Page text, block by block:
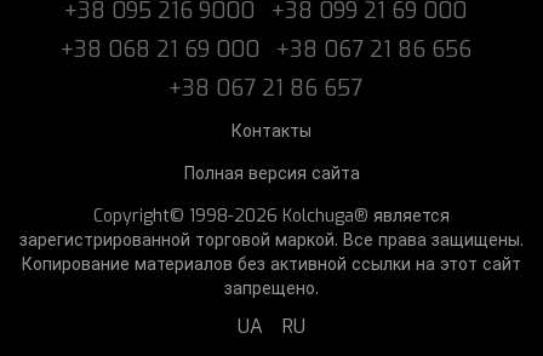
+38 095 216 9000
+38 099 21 69 000
+38 068 21 69 000
+38 067 21 86 656
+38 067 21 86 657
Контакты
Полная версия сайта
Copyright© 1998-2026 Kolchuga® является
зарегистрированной торговой маркой. Все права защищены.
Копирование материалов без активной ссылки на этот сайт
запрещено.
UA RU